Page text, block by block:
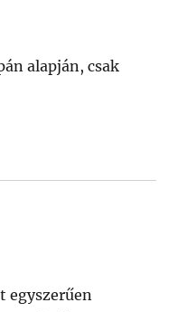
alapján, csak
egyszerűen